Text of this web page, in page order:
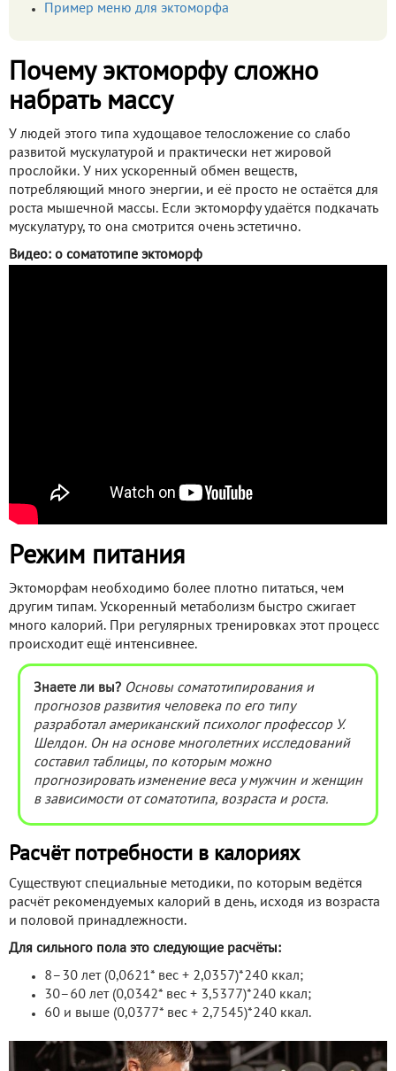
Пример меню для эктоморфа
Почему эктоморфу сложно
набрать массу
У людей этого типа худощавое телосложение со слабо
развитой мускулатурой и практически нет жировой
прослойки. У них ускоренный обмен веществ,
потребляющий много энергии, и её просто не остаётся для
роста мышечной массы. Если эктоморфу удаётся подкачать
мускулатуру, то она смотрится очень эстетично.
Видео: о соматотипе эктоморф
Режим питания
Эктоморфам необходимо более плотно питаться, чем
другим типам. Ускоренный метаболизм быстро сжигает
много калорий. При регулярных тренировках этот процесс
происходит ещё интенсивнее.
Знаете ли вы? Основы соматотипирования и
прогнозов развития человека по его типу
разработал американский психолог профессор У.
Шелдон. Он на основе многолетних исследований
составил таблицы, по которым можно
прогнозировать изменение веса у мужчин и женщин
в зависимости от соматотипа, возраста и роста.
Расчёт потребности в калориях
Существуют специальные методики, по которым ведётся
расчёт рекомендуемых калорий в день, исходя из возраста
и половой принадлежности.
Для сильного пола это следующие расчёты:
8–30 лет (0,0621* вес + 2,0357)*240 ккал;
30–60 лет (0,0342* вес + 3,5377)*240 ккал;
60 и выше (0,0377* вес + 2,7545)*240 ккал.